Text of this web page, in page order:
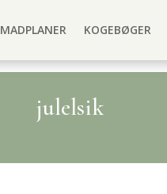
MADPLANER KOGEBØGER
julelsik